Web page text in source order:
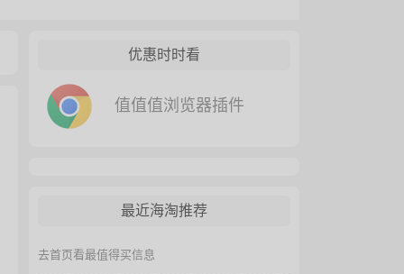
优惠时时看
值值值浏览器插件
最近海淘推荐
去首页看最值得买信息